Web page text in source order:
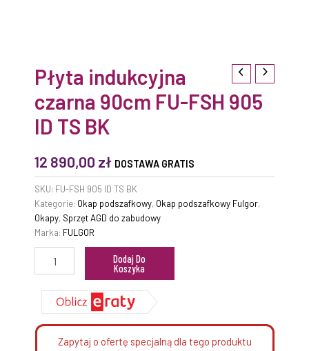
Płyta indukcyjna
czarna 90cm FU-FSH 905
ID TS BK
12 890,00 zł DOSTAWA GRATIS
SKU: FU-FSH 905 ID TS BK
Kategorie: Okap podszafkowy, Okap podszafkowy Fulgor,
Okapy, Sprzęt AGD do zabudowy
Marka: FULGOR
Dodaj Do
Koszyka
Zapytaj o ofertę specjalną dla tego produktu